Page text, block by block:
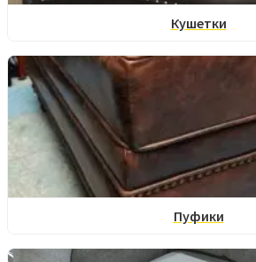
Кушетки
Пуфики